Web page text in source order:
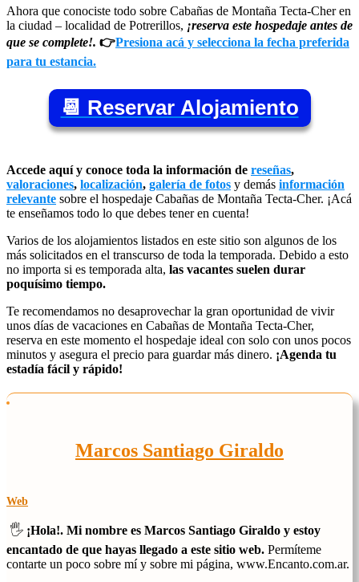
Ahora que conociste todo sobre Cabañas de Montaña Tecta-Cher en
la ciudad – localidad de Potrerillos, ¡reserva este hospedaje antes de
que se complete!. 👉Presiona acá y selecciona la fecha preferida
para tu estancia.
📆 Reservar Alojamiento
Accede aquí y conoce toda la información de reseñas,
valoraciones, localización, galería de fotos y demás información
relevante sobre el hospedaje Cabañas de Montaña Tecta-Cher. ¡Acá
te enseñamos todo lo que debes tener en cuenta!
Varios de los alojamientos listados en este sitio son algunos de los
más solicitados en el transcurso de toda la temporada. Debido a esto
no importa si es temporada alta, las vacantes suelen durar
poquísimo tiempo.
Te recomendamos no desaprovechar la gran oportunidad de vivir
unos días de vacaciones en Cabañas de Montaña Tecta-Cher,
reserva en este momento el hospedaje ideal con solo con unos pocos
minutos y asegura el precio para guardar más dinero. ¡Agenda tu
estadía fácil y rápido!
Marcos Santiago Giraldo
Web
🖐️ ¡Hola!. Mi nombre es Marcos Santiago Giraldo y estoy
encantado de que hayas llegado a este sitio web. Permíteme
contarte un poco sobre mí y sobre mi página, www.Encanto.com.ar.